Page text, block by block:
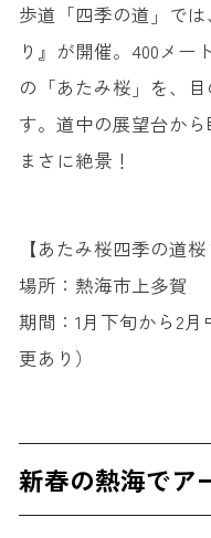
歩道「四季の道」で
り』が開催。400メー
の「あたみ桜」を、
す。道中の展望台か
まさに絶景！
【あたみ桜四季の道桜
場所：熱海市上多賀
期間：1月下旬から2
更あり）
新春の熱海でア